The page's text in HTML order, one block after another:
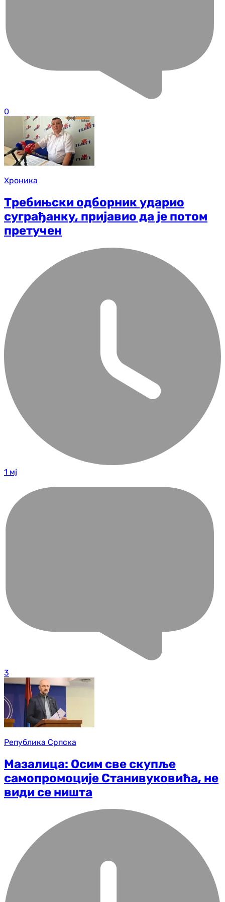
0
Хроника
Требињски одборник ударио
суграђанку, пријавио да је потом
претучен
1 мј
3
Република Српска
Мазалица: Осим све скупље
самопромоције Станивуковића, не
види се ништа